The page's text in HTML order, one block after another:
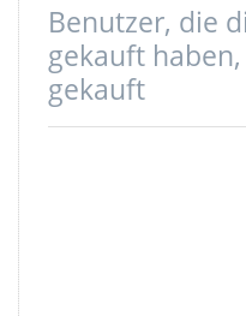
Benutzer, die
gekauft
gekauft